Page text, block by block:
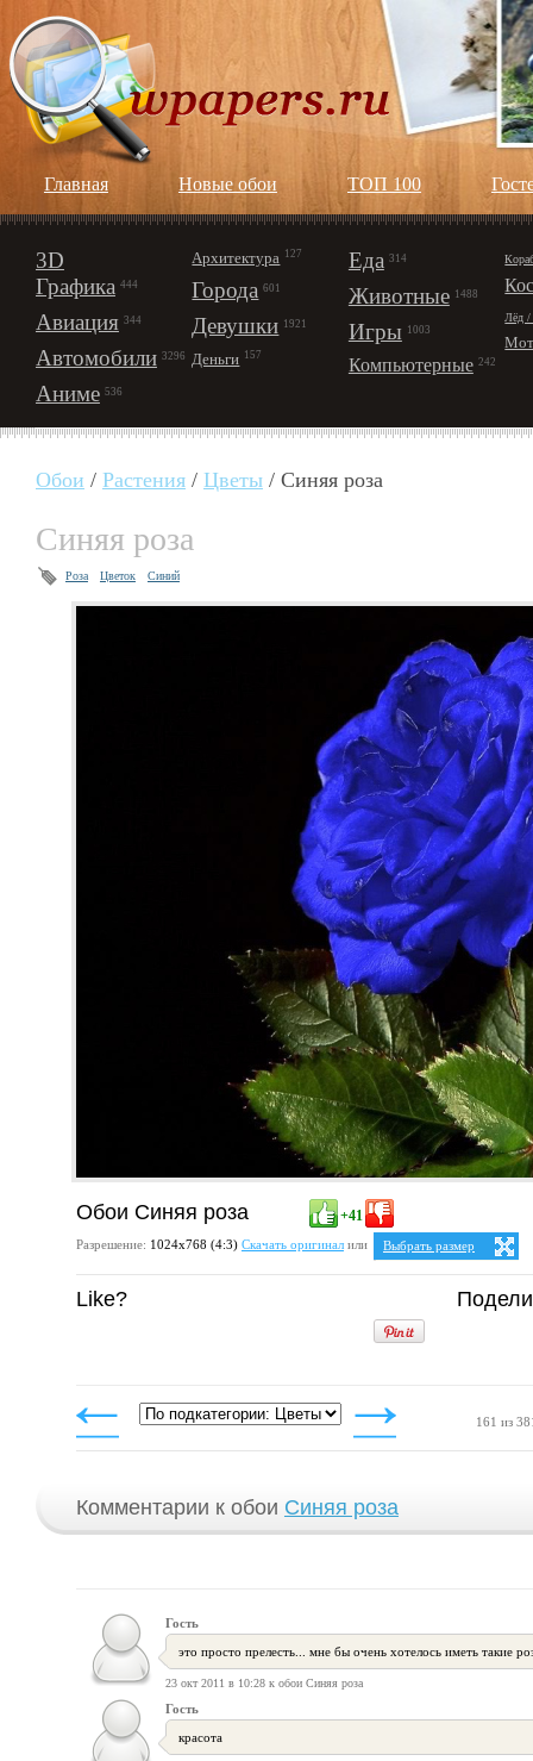
Главная Новые обои ТОП 100
3D
Графика 444
Авиация 344
Автомобили 3296
Аниме 536
Архитектура 127
Города 601
Девушки 1921
Деньги 157
Еда 314
Животные 1488
Игры 1003
Компьютерные 242
Лёд
Обои / Растения / Цветы / Синяя роза
Синяя роза
Роза Цветок Синий
Обои Синяя роза +41
Разрешение: 1024х768 (4:3) Скачать оригиналили
Выбрать размер
Ваше разрешение:Не
1024x768
Like?
161 из
Комментарии к обои Синяя роза
Гость
это просто прелесть... мне бы очень хотелось иметь такие
23 окт 2011 в 10:28 к обои Синяя роза
Гость
красота